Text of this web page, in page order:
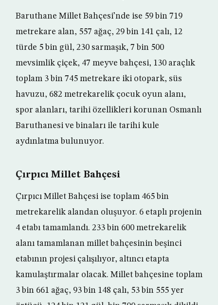
Baruthane Millet Bahçesi’nde ise 59 bin 719
metrekare alan, 557 ağaç, 29 bin 141 çalı, 12
türde 5 bin gül, 230 sarmaşık, 7 bin 500
mevsimlik çiçek, 47 meyve bahçesi, 130 araçlık
toplam 3 bin 745 metrekare iki otopark, süs
havuzu, 682 metrekarelik çocuk oyun alanı,
spor alanları, tarihi özellikleri korunan Osmanlı
Baruthanesi ve binaları ile tarihi kule
aydınlatma bulunuyor.
Çırpıcı Millet Bahçesi
Çırpıcı Millet Bahçesi ise toplam 465 bin
metrekarelik alandan oluşuyor. 6 etaplı projenin
4 etabı tamamlandı. 233 bin 600 metrekarelik
alanı tamamlanan millet bahçesinin beşinci
etabının projesi çalışılıyor, altıncı etapta
kamulaştırmalar olacak. Millet bahçesine toplam
3 bin 661 ağaç, 93 bin 148 çalı, 53 bin 555 yer